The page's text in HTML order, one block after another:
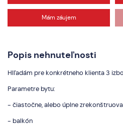
Mám záujem
Popis nehnuteľnosti
Hlľadám pre konkrétneho klienta 3
Parametre bytu:
- čiastočne, alebo úplne
- balkón